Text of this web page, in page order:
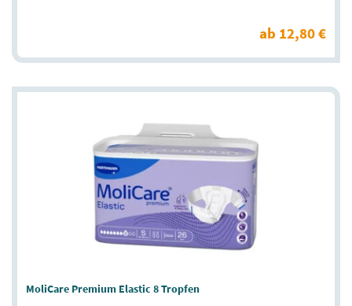
ab 12,80 €
MoliCare Premium Elastic 8 Tropfen